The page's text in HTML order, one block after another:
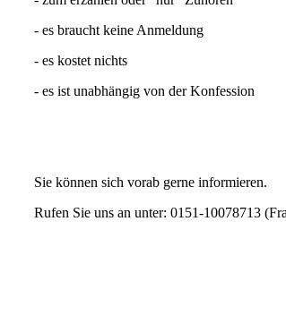
- es braucht keine Anmeldung
- es kostet nichts
- es ist unabhängig von der Konfession
Sie können sich vorab gerne informieren.
Rufen Sie uns an unter: 0151-10078713